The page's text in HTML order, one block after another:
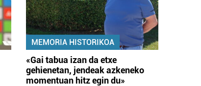
MEMORIA HISTORIKOA
«Gai tabua izan da etxe
gehienetan, jendeak azkeneko
momentuan hitz egin du»